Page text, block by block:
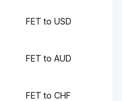
FET to USD
FET to AUD
FET to CHF